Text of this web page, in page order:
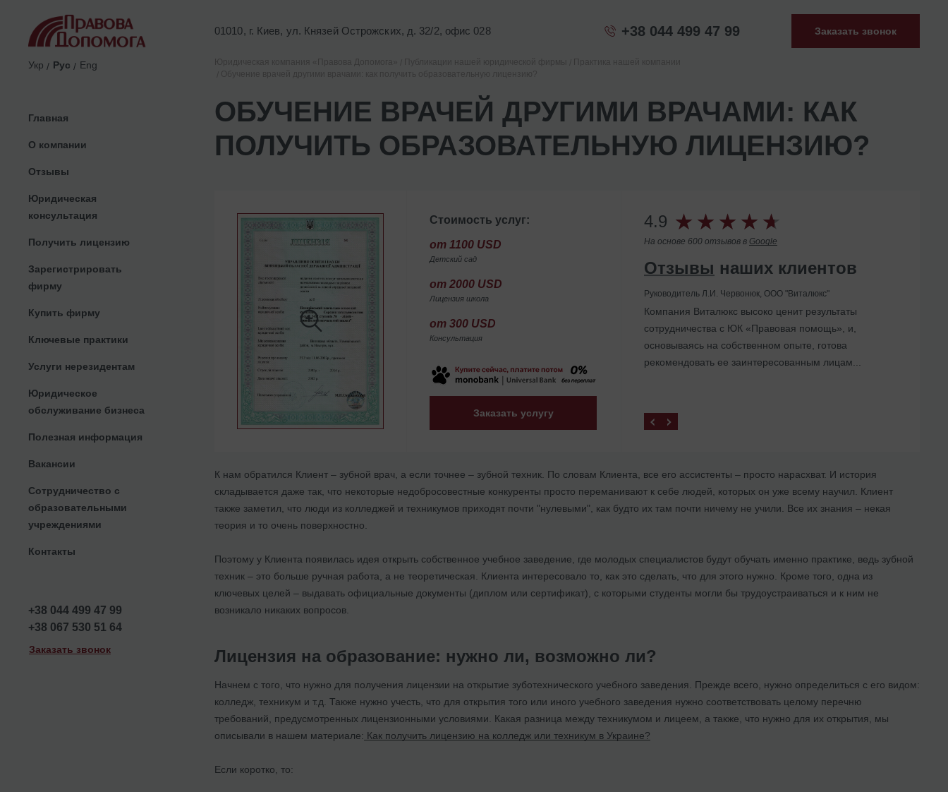
01010, г. Киев, ул. Князей Острожских, д. 32/2, офис 028 +38 044 499 47 99 Заказать звонок
Укр Рус Eng
Главная
О компании
Отзывы
Юридическая
консультация
Получить лицензию
Зарегистрировать
фирму
Купить фирму
Ключевые практики
Услуги нерезидентам
Юридическое
обслуживание бизнеса
Полезная информация
Вакансии
Сотрудничество с
образовательными
учреждениями
Контакты
+38 044 499 47 99
+38 067 530 51 64
Заказать звонок
ОБУЧЕНИЕ ВРАЧЕЙ ДРУГИМИ ВРАЧАМИ: КАК
ПОЛУЧИТЬ ОБРАЗОВАТЕЛЬНУЮ ЛИЦЕНЗИЮ?
Стоимость услуг:
от 1100 USD
Детский сад
от 2000 USD
Лицензия школа
от 300 USD
Консультация
Заказать услугу
4.9
На основе 600 отзывов в Google
Отзывы наших клиентов
Руководитель Л.И. Червонюк, ООО "Виталюкс"
Компания Виталюкс высоко ценит результаты
сотрудничества с ЮК «Правовая помощь», и,
основываясь на собственном опыте, готова
рекомендовать ее заинтересованным лицам...
Помогли с ликвидацией иностранного
представительства в Украине
К нам обратился Клиент – зубной врач, а если точнее – зубной техник. По словам Клиента, все его ассистенты – просто нарасхват. И история
складывается даже так, что некоторые недобросовестные конкуренты просто переманивают к себе людей, которых он уже всему научил. Клиент
также заметил, что люди из колледжей и техникумов приходят почти "нулевыми", как будто их там почти ничему не учили. Все их знания – некая
теория и то очень поверхностно.
Поэтому у Клиента появилась идея открыть собственное учебное заведение, где молодых специалистов будут обучать именно практике, ведь зубной
техник – это больше ручная работа, а не теоретическая. Клиента интересовало то, как это сделать, что для этого нужно. Кроме того, одна из
ключевых целей – выдавать официальные документы (диплом или сертификат), с которыми студенты могли бы трудоустраиваться и к ним не
возникало никаких вопросов.
Лицензия на образование: нужно ли, возможно ли?
Начнем с того, что нужно для получения лицензии на открытие зуботехнического учебного заведения. Прежде всего, нужно определиться с его видом:
колледж, техникум и т.д. Также нужно учесть, что для открытия того или иного учебного заведения нужно соответствовать целому перечню
требований, предусмотренных лицензионными условиями. Какая разница между техникумом и лицеем, а также, что нужно для их открытия, мы
описывали в нашем материале: Как получить лицензию на колледж или техникум в Украине?
Если коротко, то: